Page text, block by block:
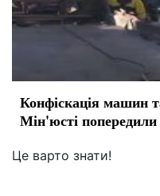
Конфіскація машин
Мін'юсті попередили
Це варто знати!